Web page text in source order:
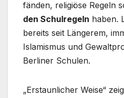
fänden, religiöse Regeln
den Schulregeln haben.
bereits seit Längerem,
Islamismus und
Berliner Schulen.
„Erstaunlicher Weise“